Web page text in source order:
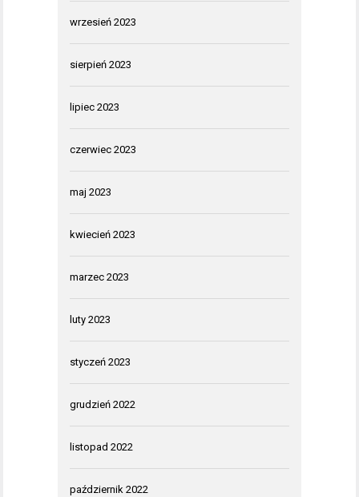
wrzesień 2023
sierpień 2023
lipiec 2023
czerwiec 2023
maj 2023
kwiecień 2023
marzec 2023
luty 2023
styczeń 2023
grudzień 2022
listopad 2022
październik 2022